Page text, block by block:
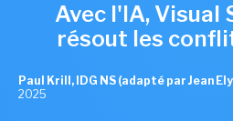
Avec l'IA, Visual
résout les
Paul Krill, IDG NS (adapté par Jean
2025